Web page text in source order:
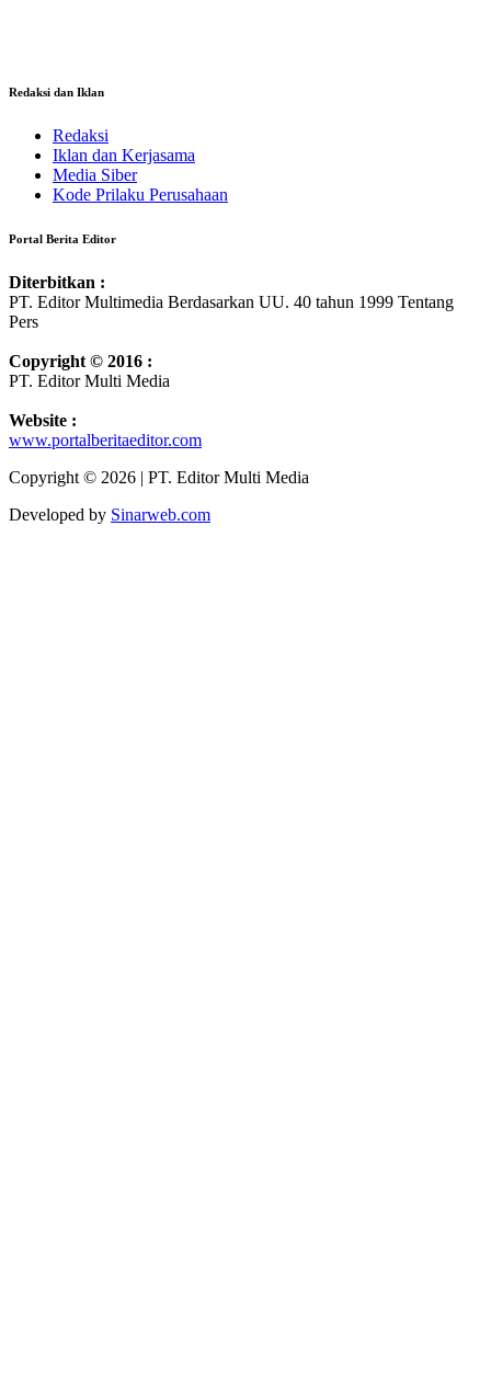
Redaksi dan Iklan
Redaksi
Iklan dan Kerjasama
Media Siber
Kode Prilaku Perusahaan
Portal Berita Editor
Diterbitkan :
PT. Editor Multimedia Berdasarkan UU. 40 tahun 1999 Tentang
Pers
Copyright © 2016 :
PT. Editor Multi Media
Website :
www.portalberitaeditor.com
Copyright © 2026 | PT. Editor Multi Media
Developed by Sinarweb.com